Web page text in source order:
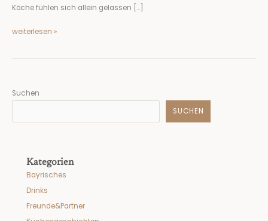
Köche fühlen sich allein gelassen […]
weiterlesen »
Suchen
SUCHEN
Kategorien
Bayrisches
Drinks
Freunde&Partner